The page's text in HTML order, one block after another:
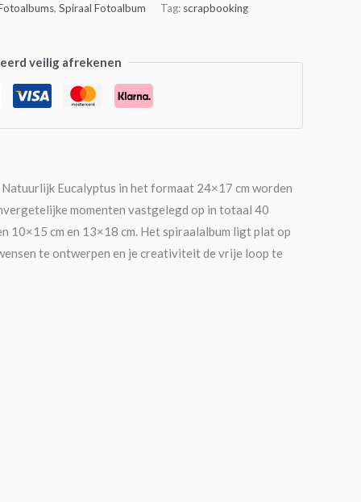
, Spiraal Fotoalbum Tag: scrapbooking
veilig afrekenen
Eucalyptus in het formaat 24×17 cm worden
momenten vastgelegd op in totaal 40
10×15 cm en 13×18 cm. Het spiraalalbum ligt plat op
te ontwerpen en je creativiteit de vrije loop te